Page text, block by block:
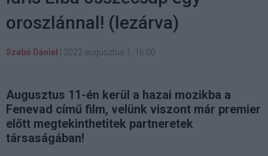
oroszlánnal! (lezárva)
Szabó Dániel 2022 augusztus 1. 16:00
Augusztus 11-én kerül a hazai mozikba a
Fenevad című film, velünk viszont már premier
előtt megtekinthetitek partneretek
társaságában!